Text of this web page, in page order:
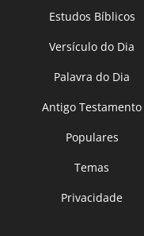
Estudos Bíblicos
Versículo do Dia
Palavra do Dia
Antigo Testamento
Populares
Temas
Privacidade